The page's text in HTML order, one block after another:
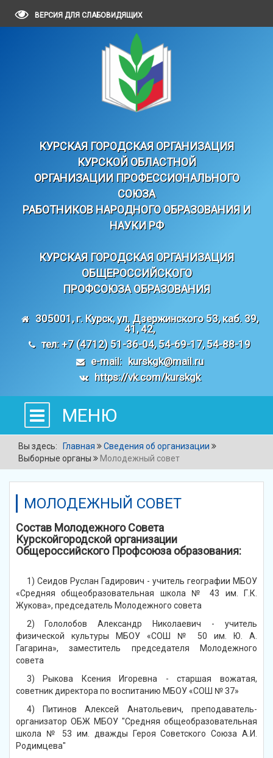
ВЕРСИЯ ДЛЯ СЛАБОВИДЯЩИХ
КУРСКАЯ ГОРОДСКАЯ ОРГАНИЗАЦИЯ
КУРСКОЙ ОБЛАСТНОЙ
ОРГАНИЗАЦИИ ПРОФЕССИОНАЛЬНОГО
СОЮЗА
РАБОТНИКОВ НАРОДНОГО ОБРАЗОВАНИЯ И
НАУКИ РФ
КУРСКАЯ ГОРОДСКАЯ ОРГАНИЗАЦИЯ
ОБЩЕРОССИЙСКОГО
ПРОФСОЮЗА ОБРАЗОВАНИЯ
305001, г. Курск, ул. Дзержинского 53, каб. 39,
41, 42,
тел: +7 (4712) 51-36-04, 54-69-17, 54-88-19
e-mail: kurskgk@mail.ru
https://vk.com/kurskgk
МЕНЮ
Вы здесь: Главная
Сведения об организации
Выборные органы
Молодежный совет
МОЛОДЕЖНЫЙ СОВЕТ
Состав Молодежного Совета
Курскойгородской организации
Общероссийского Профсоюза образования:
1) Сеидов Руслан Гадирович - учитель географии МБОУ
«Средняя общеобразовательная школа № 43 им. Г.К.
Жукова», председатель Молодежного совета
2) Гололобов Александр Николаевич - учитель
физической культуры МБОУ «СОШ № 50 им. Ю. А.
Гагарина», заместитель председателя Молодежного
совета
3) Рыкова Ксения Игоревна - старшая вожатая,
советник директора по воспитанию МБОУ «СОШ № 37»
4) Питинов Алексей Анатольевич, преподаватель-
организатор ОБЖ МБОУ "Средняя общеобразовательная
школа № 53 им. дважды Героя Советского Союза А.И.
Родимцева"